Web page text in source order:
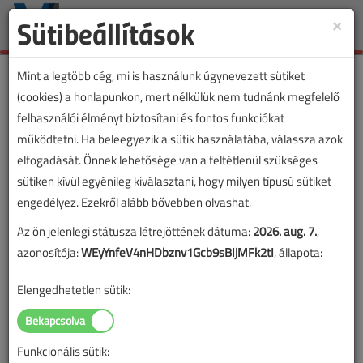
Toggle
×
Sütibeállítások
Mint a legtöbb cég, mi is használunk úgynevezett sütiket
(cookies) a honlapunkon, mert nélkülük nem tudnánk megfelelő
felhasználói élményt biztosítani és fontos funkciókat
működtetni. Ha beleegyezik a sütik használatába, válassza azok
elfogadását. Önnek lehetősége van a feltétlenül szükséges
sütiken kívül egyénileg kiválasztani, hogy milyen típusú sütiket
engedélyez. Ezekről alább bővebben olvashat.
Az ön jelenlegi státusza létrejöttének dátuma:2026. aug. 7.,
azonosítója:WEyYnfeV4nHDbznv1Gcb9sBIjMFk2tI, állapota:
Elengedhetetlen sütik:
Funkcionális sütik: